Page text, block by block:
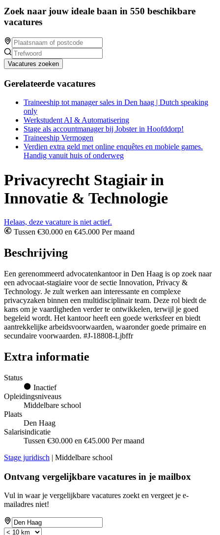
Zoek naar jouw ideale baan in 550 beschikbare
vacatures
Vacatures zoeken
Gerelateerde vacatures
Traineeship tot manager sales in Den haag | Dutch speaking
only
Werkstudent AI & Automatisering
Stage als accountmanager bij Jobster in Hoofddorp!
Traineeship Vermogen
Verdien extra geld met online enquêtes en mobiele games.
Handig vanuit huis of onderweg
Privacyrecht Stagiair in
Innovatie & Technologie
Helaas, deze vacature is niet actief.
Tussen €30.000 en €45.000 Per maand
Beschrijving
Een gerenommeerd advocatenkantoor in Den Haag is op zoek naar
een advocaat-stagiaire voor de sectie Innovation, Privacy &
Technology. Je zult werken aan interessante en complexe
privacyzaken binnen een multidisciplinair team. Deze rol biedt de
kans om je vaardigheden verder te ontwikkelen, terwijl je goed
begeleid wordt. Het kantoor heeft een goede werksfeer en biedt
aantrekkelijke arbeidsvoorwaarden, waaronder goede primaire en
secundaire voorwaarden. #J-18808-Ljbffr
Extra informatie
Status
Inactief
Opleidingsniveaus
Middelbare school
Plaats
Den Haag
Salarisindicatie
Tussen €30.000 en €45.000 Per maand
Stage juridisch | Middelbare school
Ontvang vergelijkbare vacatures in je mailbox
Vul in waar je vergelijkbare vacatures zoekt en vergeet je e-
mailadres niet!